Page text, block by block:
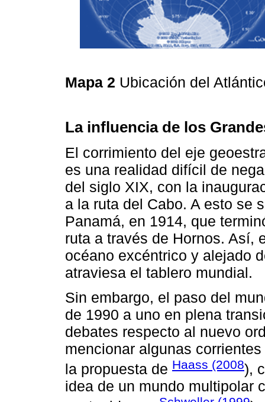
Mapa 2 Ubicación del
La influencia de los
El corrimiento del eje
es una realidad difícil de
del siglo XIX, con la
a la ruta del Cabo. A esto se
Panamá, en 1914, que
ruta a través de Hornos. Así,
océano excéntrico y alejado
atraviesa el tablero mundial.
Sin embargo, el paso del
de 1990 a uno en plena
debates respecto al nuevo
mencionar algunas
la propuesta de Haass (2008),
idea de un mundo multipolar